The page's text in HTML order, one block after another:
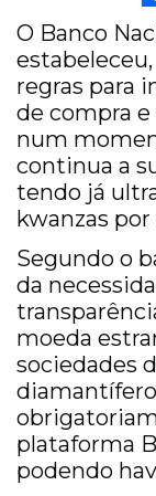
O Banco
regras para
de compra
num
continua a
tendo já
kwanzas por
Segundo o
da
moeda
sociedades
plataforma
podendo